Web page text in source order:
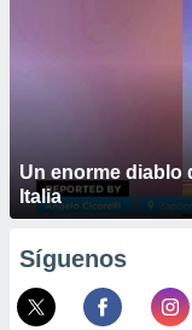
Un enorme diablo
Italia
Síguenos